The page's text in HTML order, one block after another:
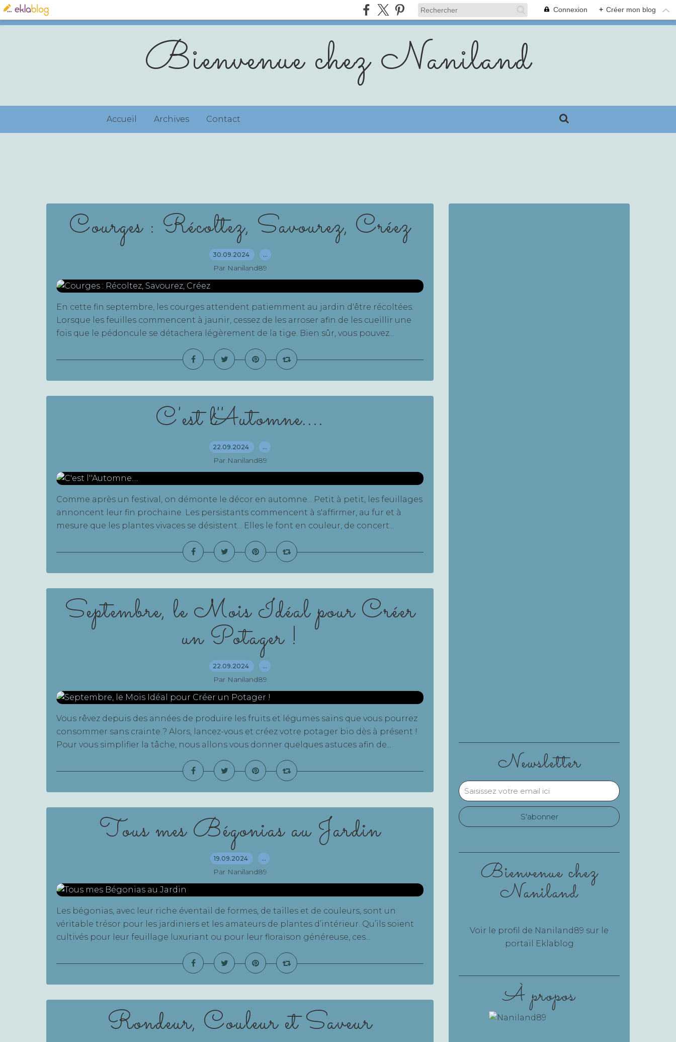
Connexion + Créer mon blog
Bienvenue chez Naniland
Accueil Archives Contact
Courges : Récoltez, Savourez, Créez
30.09.2024 …
Par Naniland89
En cette fin septembre, les courges attendent patiemment au jardin d'être récoltées.
Lorsque les feuilles commencent à jaunir, cessez de les arroser afin de les cueillir une
fois que le pédoncule se détachera légèrement de la tige. Bien sûr, vous pouvez...
C'est l''Automne....
22.09.2024 …
Par Naniland89
Comme après un festival, on démonte le décor en automne... Petit à petit, les feuillages
annoncent leur fin prochaine. Les persistants commencent à s'affirmer, au fur et à
mesure que les plantes vivaces se désistent... Elles le font en couleur, de concert...
Septembre, le Mois Idéal pour Créer
un Potager !
22.09.2024 …
Par Naniland89
Vous rêvez depuis des années de produire les fruits et légumes sains que vous pourrez
consommer sans crainte ? Alors, lancez-vous et créez votre potager bio dès à présent !
Pour vous simplifier la tâche, nous allons vous donner quelques astuces afin de...
Tous mes Bégonias au Jardin
19.09.2024 …
Par Naniland89
Les bégonias, avec leur riche éventail de formes, de tailles et de couleurs, sont un
véritable trésor pour les jardiniers et les amateurs de plantes d’intérieur. Qu’ils soient
cultivés pour leur feuillage luxuriant ou pour leur floraison généreuse, ces...
Rondeur, Couleur et Saveur
Newsletter
Bienvenue chez
Naniland
Voir le profil de Naniland89 sur le
portail Eklablog
À propos